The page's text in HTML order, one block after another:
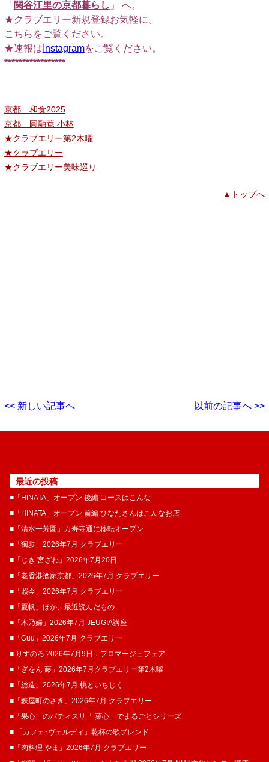
「 関谷江里の京都暮らし 」 へ。
★クラブエリー新規登録お気軽に。
こちらをご覧ください。
★速報は Instagramをご覧ください。
*****************
京都 和食2025
京都 圓融菴 小林
★クラブエリー第2木曜
★クラブエリー
★クラブエリー美味巡り
▲トップへ
<< 新しい記事へ 以前の記事へ >>
最近の投稿
■「HINATA」オープン 後編 コースはこんな
■「HINATA」オープン 前編 ひなたさんはこんなお店
■「清水一芳園」万寿寺通に移転オープン
■「獨歩」2026年7月 クラブエリー
■「じき 宮ざわ」2026年7月20日
■「老香港酒家京都」2026年7月 クラブエリー
■「照今」2026年7月 クラブエリー
■「夏帆」ほか、最近読んだもの
■「木乃婦」2026年7月 JEUGIA講座
■「Guu」2026年7月 クラブエリー
■ りすのろ 2026年7月9日：フロマージュフェア
■「ぎをん 藤」2026年7月クラブエリー第2木曜
■「総造」2026年7月 桃といちじく
■「麩屋町のざき」2026年7月 クラブエリー
■「果心」のパティスリ「 菓​心」でまるごとシリーズ
■ 「カフェ･ヴェルディ」乾杯の歌ブレンド
■「肉料理 やま」2026年7月 クラブエリー